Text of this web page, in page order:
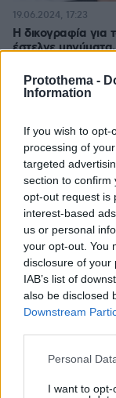
Protothema -
Information
If you wish to
processing of
targeted
section to confirm
opt-out request is
interest-based
us or personal
your opt-out. You
disclosure of your
IAB’s list of
also be disclosed
Downstream
Please note that
not limited to
Personal
I want to
Η δικογραφία για
έστελνε
19.06.2024, 17:23